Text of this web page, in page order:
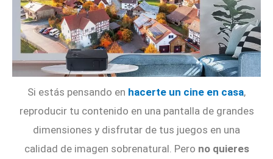
Si estás pensando en hacerte un cine en casa,
reproducir tu contenido en una pantalla de grandes
dimensiones y disfrutar de tus juegos en una
calidad de imagen sobrenatural. Pero no quieres